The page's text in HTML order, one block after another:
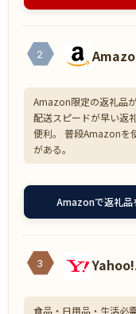
2
Amazon限定の返礼品
配送スピードが早い返
便利。 普段Amazonを
がある。
Amazonで返礼品
3
食品・日用品・生活必